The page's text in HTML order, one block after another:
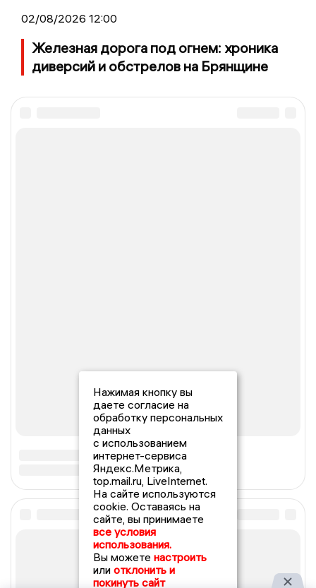
02/08/2026 12:00
Железная дорога под огнем: хроника
диверсий и обстрелов на Брянщине
Нажимая кнопку вы
даете согласие на
обработку персональных
данных
с использованием
интернет-сервиса
Яндекс.Метрика,
top.mail.ru, LiveInternet.
На сайте используются
cookie. Оставаясь на
сайте, вы принимаете
все условия
использования.
Вы можете настроить
или отклонить и
покинуть сайт